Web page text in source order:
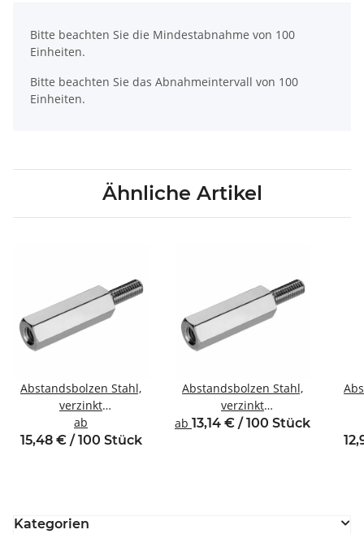
Bitte beachten Sie die Mindestabnahme von 100
Einheiten.
Bitte beachten Sie das Abnahmeintervall von 100
Einheiten.
Ähnliche Artikel
Abstandsbolzen Stahl,
verzinkt
Innen/Außengewinde
M5 SW8
ab
15,48 € / 100 Stück
Abstandsbolzen Stahl,
verzinkt
Innen/Außengewinde
ab 13,14 € / 100 Stück
Kategorien